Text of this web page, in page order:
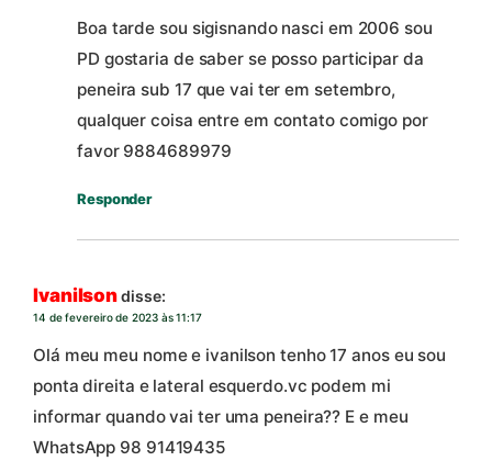
Boa tarde sou sigisnando nasci em 2006 sou
PD gostaria de saber se posso participar da
peneira sub 17 que vai ter em setembro,
qualquer coisa entre em contato comigo por
favor 9884689979
Responder
Ivanilsondisse:
14 de fevereiro de 2023 às 11:17
Olá meu meu nome e ivanilson tenho 17 anos eu sou
ponta direita e lateral esquerdo.vc podem mi
informar quando vai ter uma peneira?? E e meu
WhatsApp 98 91419435